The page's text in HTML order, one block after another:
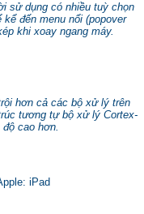
sử dụng có nhiều tuỳ chọn
đến menu nổi (popover
khi xoay ngang máy.
hơn cả các bộ xử lý trên
tương tự bộ xử lý Cortex-
cao hơn.
iPad